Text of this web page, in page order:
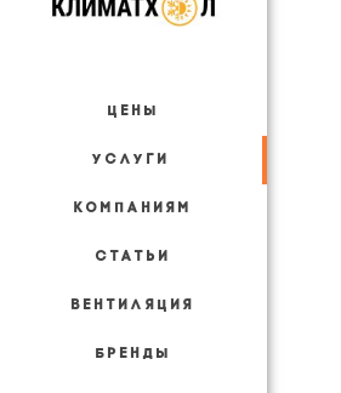
ЦЕНЫ
УСЛУГИ
КОМПАНИЯМ
СТАТЬИ
ВЕНТИЛЯЦИЯ
БРЕНДЫ